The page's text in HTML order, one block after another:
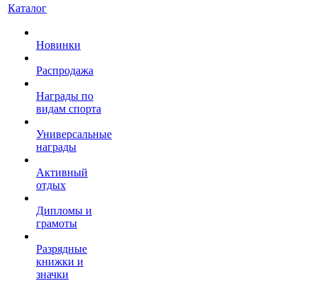
Каталог
Новинки
Распродажа
Награды по
видам спорта
Универсальные
награды
Активный
отдых
Дипломы и
грамоты
Разрядные
книжки и
значки